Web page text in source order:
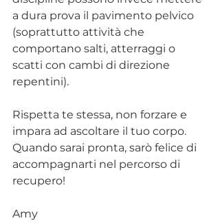
a dura prova il pavimento pelvico
(soprattutto attività che
comportano salti, atterraggi o
scatti con cambi di direzione
repentini).
Rispetta te stessa, non forzare e
impara ad ascoltare il tuo corpo.
Quando sarai pronta, sarò felice di
accompagnarti nel percorso di
recupero!​
Amy